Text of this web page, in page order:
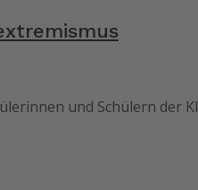
und Schülern der